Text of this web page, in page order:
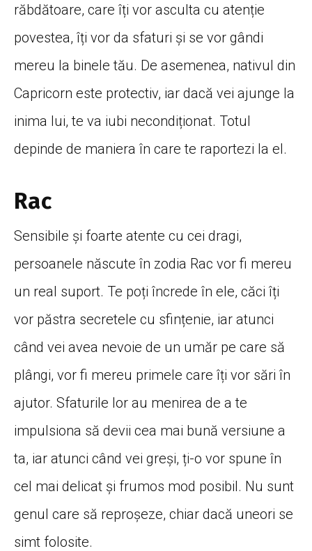
răbdătoare, care îți vor asculta cu atenție
povestea, îți vor da sfaturi și se vor gândi
mereu la binele tău. De asemenea, nativul din
Capricorn este protectiv, iar dacă vei ajunge la
inima lui, te va iubi necondiționat. Totul
depinde de maniera în care te raportezi la el.
Rac
Sensibile și foarte atente cu cei dragi,
persoanele născute în zodia Rac vor fi mereu
un real suport. Te poți încrede în ele, căci îți
vor păstra secretele cu sfințenie, iar atunci
când vei avea nevoie de un umăr pe care să
plângi, vor fi mereu primele care îți vor sări în
ajutor. Sfaturile lor au menirea de a te
impulsiona să devii cea mai bună versiune a
ta, iar atunci când vei greși, ți-o vor spune în
cel mai delicat și frumos mod posibil. Nu sunt
genul care să reproșeze, chiar dacă uneori se
simt folosite.